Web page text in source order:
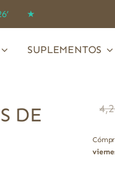
★
SUPLEMENTOS
DE